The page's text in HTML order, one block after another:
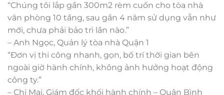
“Chúng tôi lắp gần 300m2 rèm cuốn cho tòa nhà
văn phòng 10 tầng, sau gần 4 năm sử dụng vẫn như
mới, chưa phải bảo trì lần nào.”
– Anh Ngọc, Quản lý tòa nhà Quận 1
“Đơn vị thi công nhanh, gọn, bố trí thời gian bên
ngoài giờ hành chính, không ảnh hưởng hoạt động
công ty.”
– Chị Mai, Giám đốc khối hành chính – Quận Bình